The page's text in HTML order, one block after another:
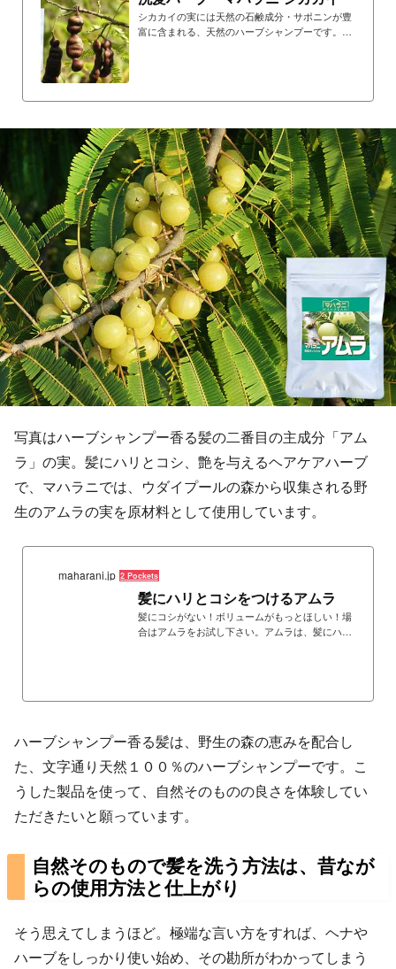
シカカイの実には天然の石鹸成分・サポニンが豊
富に含まれる、天然のハーブシャンプーです。ア
写真はハーブシャンプー香る髪の二番目の主成分「アム
ラ」の実。髪にハリとコシ、艶を与えるヘアケアハーブ
で、マハラニでは、ウダイプールの森から収集される野
生のアムラの実を原材料として使用しています。
maharani.jp 2 Pockets
髪にハリとコシをつけるアムラ
髪にコシがない！ボリュームがもっとほしい！場
合はアムラをお試し下さい。アムラは、髪にハリ
ハーブシャンプー香る髪は、野生の森の恵みを配合し
た、文字通り天然１００％のハーブシャンプーです。こ
うした製品を使って、自然そのものの良さを体験してい
ただきたいと願っています。
自然そのもので髪を洗う方法は、昔なが
らの使用方法と仕上がり
そう思えてしまうほど。極端な言い方をすれば、ヘナや
ハーブをしっかり使い始め、その勘所がわかってしまう